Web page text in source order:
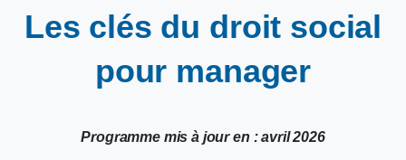
Les clés du droit social
pour manager
Programme mis à jour en : avril 2026